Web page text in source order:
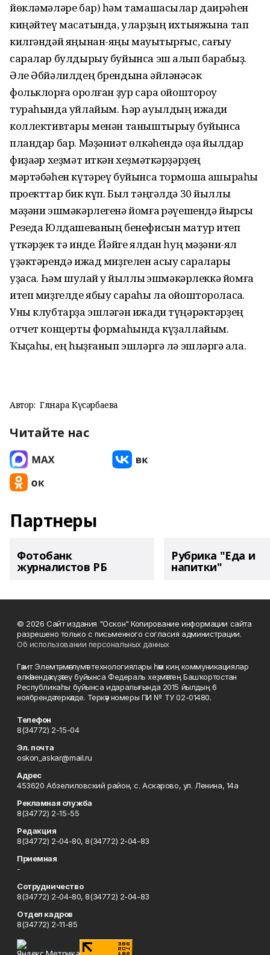
йөкләмәләре бар) һәм тамашасылар даирәһен
киңәйтеү маҡсатында, уларҙың ихтыяжына тап
килгәндәй яңынан-яңы мауыҡтырғыс, сағыу
саралар булдырыу буйынса эш алып барабыҙ.
Әле Әбйәлилдең брендына әйләнәсәк
фольклорға ҡоролған ҙур сара ойоштороу
тураһында уйлайым. Һәр ауылдың ижади
коллективтары менән таныштырыу буйынса
пландар бар. Мәҙәниәт өлкәһендә оҙаҡ йылдар
фиҙаҡәр хеҙмәт иткән хеҙмәткәрҙәрҙең
мәртәбәһен күтәреү буйынса тормошҡа ашыраһы
проекттар бик күп. Был тәңгәлдә 30 йыллыҡ
мәҙәни эшмәкәрлегенә йомғаҡ рәүешендә йырсы
Резеда Юлдашеваның бенефисын матур итеп
үткәрҙек тә инде. Йәйге ялдан һуң мәҙәни-ял
үҙәктәрендә ижад миҙгелен асыу саралары
уҙасаҡ. Һәм шулай уҡ йыллыҡ эшмәкәрлеккә йомғаҡ
итеп миҙгелде ябыу сараһы ла ойоштороласаҡ.
Уны клубтарҙа эшләгән ижади түңәрәктәрҙең
отчет концерты формаһында күҙаллайым.
Ҡыҫҡаһы, ең һыҙғанып эшләргә лә эшләргә ҡала.
Автор: Гөлнара Күсәрбаева
Читайте нас
Партнеры
Фотобанк
журналистов РБ
Рубрика "Еда и
напитки"
© 2026 Сайт издания "Оскон" Копирование информации сайта
разрешено только с письменного согласия администрации.
Об использовании персональных данных
Гәзит Элемтә, мәғлүмәт технологиялары һәм киң коммуникациялар
өлкәһендә күҙәтеү буйынса Федераль хеҙмәттең Башҡортостан
Республикаһы буйынса идаралығында 2015 йылдың 6
ноябрендә теркәлде. Теркәү номеры ПИ № ТУ 02-01480.
Телефон
8(34772) 2-15-04
Эл. почта
oskon_askar@mail.ru
Адрес
453620 Абзелиловский район, с. Аскарово, ул. Ленина, 14а
Рекламная служба
8(34772) 2-15-55
Редакция
8(34772) 2-04-80, 8(34772) 2-04-83
Приемная
-
Сотрудничество
8(34772) 2-04-80, 8(34772) 2-04-83
Отдел кадров
8(34772) 2-11-85